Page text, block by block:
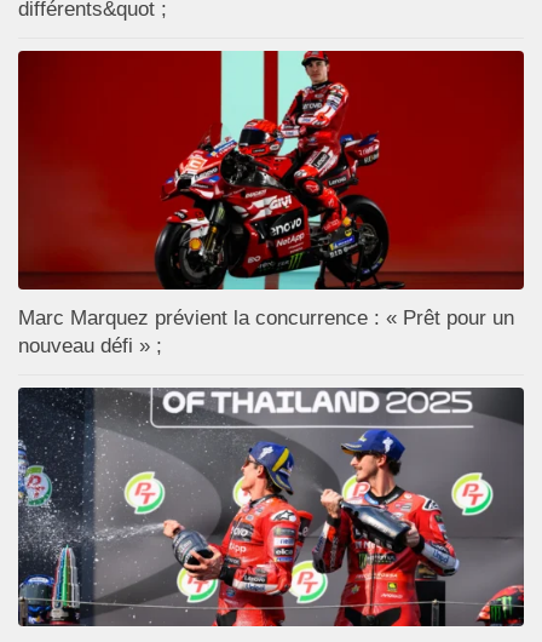
différents&quot ;
Marc Marquez prévient la concurrence : « Prêt pour un
nouveau défi » ;